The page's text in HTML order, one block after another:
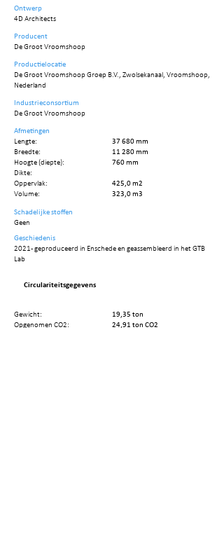
Ontwerp
4D Architects
Producent
De Groot Vroomshoop
Productielocatie
De Groot Vroomshoop Groep B.V., Zwolsekanaal, Vroomshoop,
Nederland
Industrieconsortium
De Groot Vroomshoop
Afmetingen
Lengte:
37 680 mm
Breedte:
11 280 mm
Hoogte (diepte):
760 mm
Dikte:
Oppervlak:
425,0 m2
Volume:
323,0 m3
Schadelijke stoffen
Geen
Geschiedenis
2021 - geproduceerd in Enschede en geassembleerd in het GTB
Lab
Circulariteitsgegevens
Gewicht:
19,35 ton
Opgenomen CO2:
24,91 ton CO2